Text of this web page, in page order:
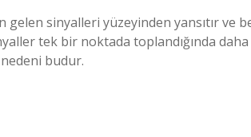
sinyalleri yüzeyinden yansıtır ve
tek bir noktada toplandığında
nedeni budur.